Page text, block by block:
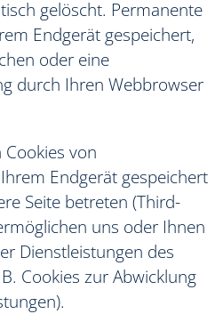
gelöscht. Permanente
Endgerät gespeichert,
oder eine
durch Ihren Webbrowser
von
Endgerät gespeichert
Seite betreten (Third-
uns oder Ihnen
Dienstleistungen des
Cookies zur Abwicklung